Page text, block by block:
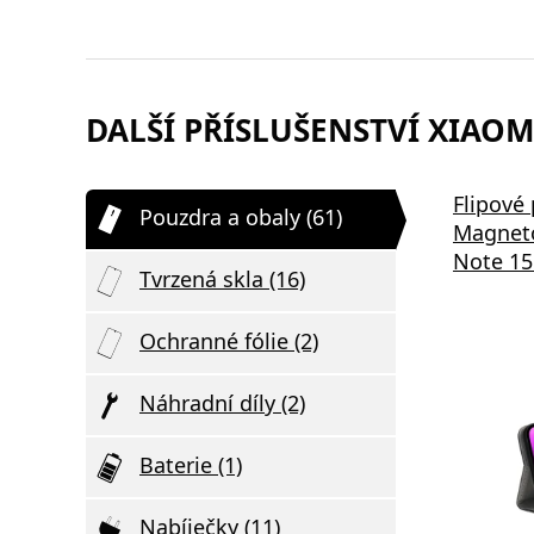
DALŠÍ PŘÍSLUŠENSTVÍ
Pouzdra a obaly (61)
Tvrzená skla (16)
Ochranné fólie (2)
Náhradní díly (2)
Baterie (1)
Nabíječky (11)
Flipové
Note